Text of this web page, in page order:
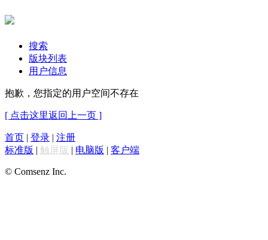
搜索
版块列表
用户信息
抱歉，您指定的用户空间不存在
[ 点击这里返回上一页 ]
首页 | 登录 | 注册
标准版 | 触屏版 | 电脑版 | 客户端
© Comsenz Inc.